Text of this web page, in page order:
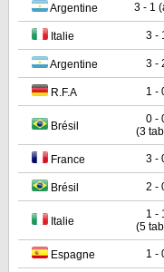
Argentine 3 - 1
Italie 3 -
Argentine 3 -
R.F.A 1 -
Brésil
0 -
(3
France 3 -
Brésil 2 -
Italie
1 -
(5
Espagne 1 -